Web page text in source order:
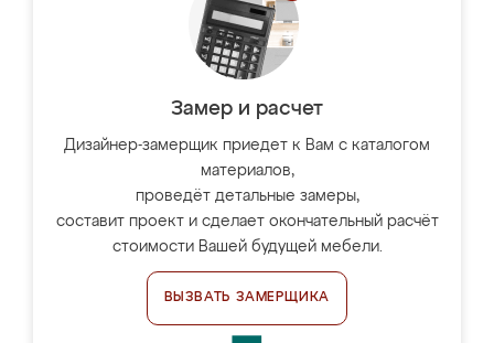
Замер и расчет
Дизайнер-замерщик приедет к Вам с каталогом
материалов,
проведёт детальные замеры,
составит проект и сделает окончательный расчёт
стоимости Вашей будущей мебели.
ВЫЗВАТЬ ЗАМЕРЩИКА